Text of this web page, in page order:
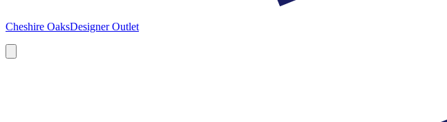
Cheshire OaksDesigner Outlet